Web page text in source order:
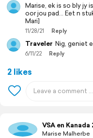
Marise, ek is so bly jy
oor jou pad... Eet n
Mari]
11/28/21 Reply
Traveler Nig, geniet
6/11/22 Reply
2 likes
VSA en Kanada
Marise Malherbe